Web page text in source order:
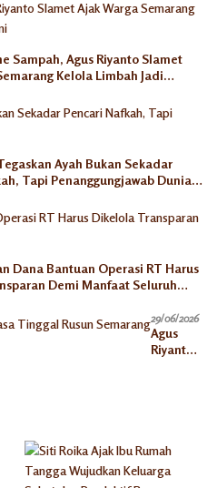
Sampah, Agus Riyanto Slamet
Kelola Limbah Jadi
Ayah Bukan Sekadar
Tapi Penanggungjawab Dunia
Dana Bantuan Operasi RT Harus
Demi Manfaat Seluruh
29/06/2026
Agus
Riyanto
Semaran